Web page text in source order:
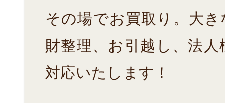
その場でお買取り。大
財整理、お引越し、法
対応いたします！